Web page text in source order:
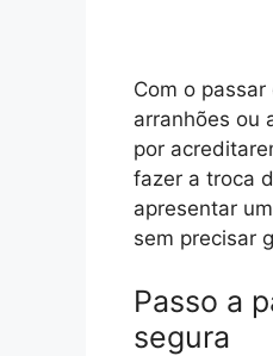
Com o
arranhões ou
por
fazer a troca
apresentar
sem precisar
Passo a
segura